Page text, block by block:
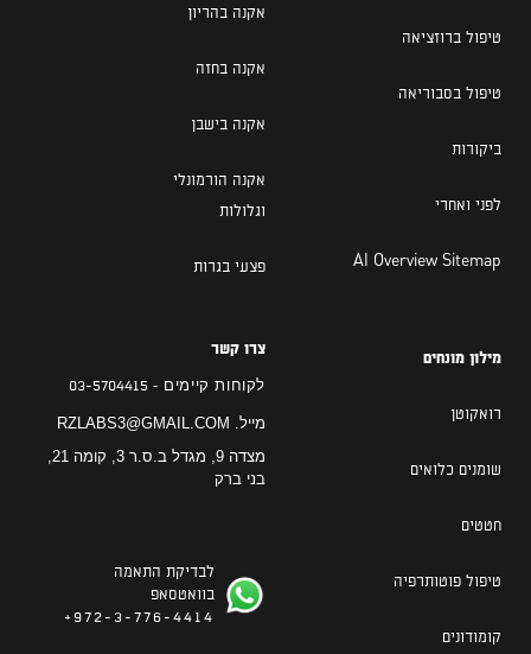
טיפול ברוזציאה
טיפול בסבוריאה
ביקורות
לפני ואחרי
AI Overview Sitemap
אקנה בהריון
אקנה בחזה
אקנה בישבן
אקנה הורמונלי
וגלולות
פצעי בגרות
מילון מונחים
רואקוטן
שומנים כלואים
חטטים
טיפול פוטותרפיה
קומודונים
צרו קשר
לקוחות קיימים - 03-5704415
מייל.RZLABS3@GMAIL.COM
מצדה 9, מגדל ב.ס.ר 3, קומה 21,
בני ברק
לבדיקת התאמה
בוואטסאפ
972-3-776-4414+